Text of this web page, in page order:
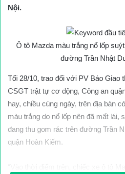
Nội.
Ô tô Mazda màu trắng nổ lốp
đường Trần Nhật
Tối 28/10, trao đổi với PV Báo Giao
CSGT trật tự cơ động, Công an
hay, chiều cùng ngày, trên địa bàn
màu trắng do nổ lốp nên đã mất lái,
đang thu gom rác trên đường Trần
quận Hoàn Kiếm.